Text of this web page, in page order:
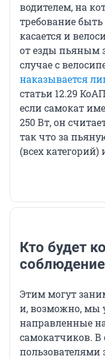
водителем, на
требование
касается и
от езды пьяным
случае с
наказывается
статьи 12.29
если самокат
250 Вт, он
так что за
(всех категорий)
Кто будет
Этим могут
и, возможно, мы
направленные
самокатчиков.
пользователями